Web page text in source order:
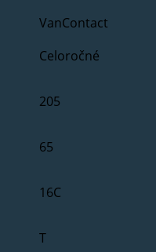
VanContact
Celoročné
205
65
16C
T